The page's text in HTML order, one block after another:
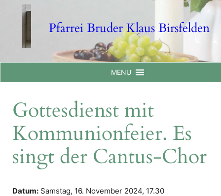
Pfarrei Bruder Klaus Birsfelden
MENU
Gottesdienst mit
Kommunionfeier. Es
singt der Cantus-Chor
Datum: Samstag, 16. November 2024, 17.30